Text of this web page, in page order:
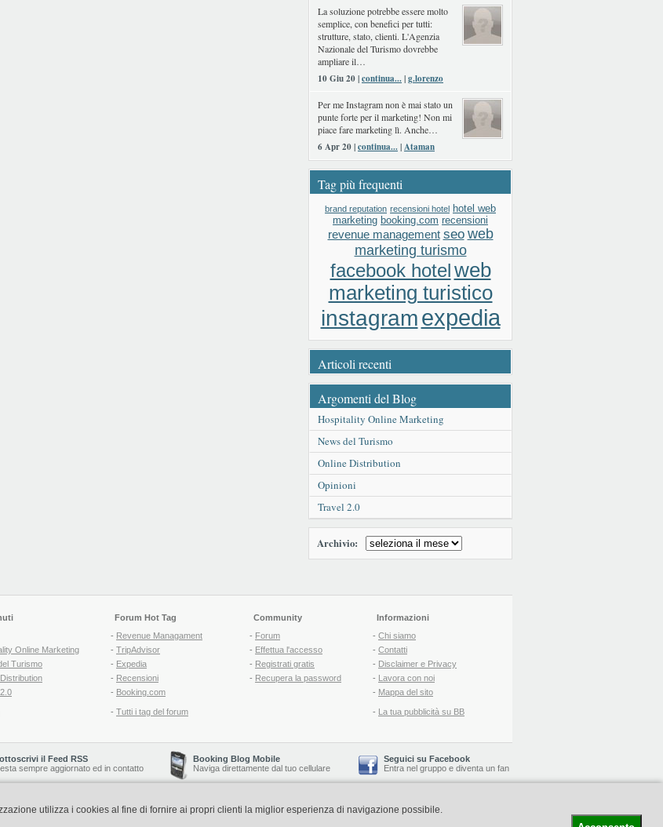
La soluzione potrebbe essere molto
semplice, con benefici per tutti:
strutture, stato, clienti. L'Agenzia
Nazionale del Turismo dovrebbe
ampliare il…
10 Giu 20 |continua...|g.lorenzo
Per me Instagram non è mai stato un
punte forte per il marketing! Non mi
piace fare marketing lì. Anche…
6 Apr 20 |continua...|Ataman
Tag più frequenti
brand reputation recensioni hotel hotel web
marketing booking.com recensioni
revenue management seo web
marketing turismo
facebook hotelweb
marketing turistico
instagramexpedia
Articoli recenti
Argomenti del Blog
Hospitality Online Marketing
News del Turismo
Online Distribution
Opinioni
Travel 2.0
Archivio:
Online Marketing
Turismo
Forum Hot Tag
- Revenue Managament
- TripAdvisor
- Expedia
- Recensioni
- Booking.com
- Tutti i tag del forum
Community
- Forum
- Effettua l'accesso
- Registrati gratis
- Recupera la password
Informazioni
- Chi siamo
- Contatti
- Disclaimer e Privacy
- Lavora con noi
- Mappa del sito
- La tua pubblicità su BB
il Feed RSS
sempre aggiornato ed in contatto
Booking Blog Mobile
Naviga direttamente dal tuo cellulare
Seguici su Facebook
Entra nel gruppo e diventa un fan
Copyright © 2006-2026 QNT S.r.l. Socio Unico -www.qnt.it-Booking Blog™ -Il blog del Web Marketing Turistico
utilizza i cookies al fine di fornire ai propri clienti la miglior esperienza di navigazione possibile.